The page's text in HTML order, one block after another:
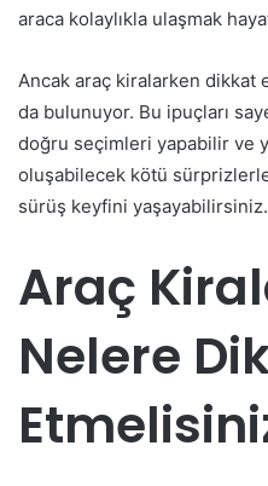
araca kolaylıkla ulaşmak
Ancak araç kiralarken dikkat
da bulunuyor. Bu ipuçları
doğru seçimleri yapabilir ve
oluşabilecek kötü sürprizlerle
sürüş keyfini yaşayabilirsiniz.
Araç
Nelere